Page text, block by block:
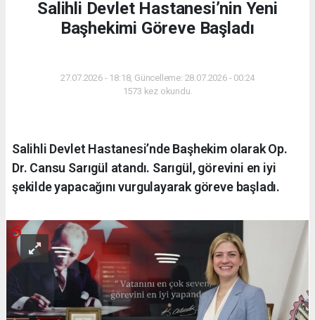
Salihli Devlet Hastanesi’nin Yeni
Başhekimi Göreve Başladı
27.07.2026 - 18:18, Güncelleme: 28.07.2026 - 00:24
1573 kez okundu.
Salihli Devlet Hastanesi’nde Başhekim olarak Op.
Dr. Cansu Sarıgül atandı. Sarıgül, görevini en iyi
şekilde yapacağını vurgulayarak göreve başladı.